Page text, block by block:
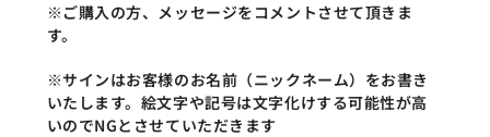
※ご購入の方、メッセージをコメントさせて頂きま
す。
※サインはお客様のお名前（ニックネーム）をお書き
いたします。絵文字や記号は文字化けする可能性が高
いのでNGとさせていただきます